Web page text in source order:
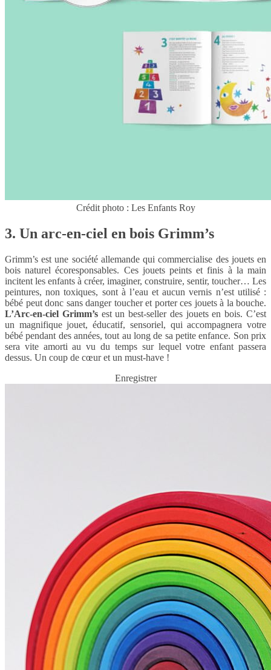
Crédit photo : Les Enfants Roy
3. Un arc-en-ciel en bois Grimm’s
Grimm’s est une société allemande qui commercialise des jouets en
bois naturel écoresponsables. Ces jouets peints et finis à la main
incitent les enfants à créer, imaginer, construire, sentir, toucher… Les
peintures, non toxiques, sont à l’eau et aucun vernis n’est utilisé :
bébé peut donc sans danger toucher et porter ces jouets à la bouche.
L’Arc-en-ciel Grimm’sest un best-seller des jouets en bois. C’est
un magnifique jouet, éducatif, sensoriel, qui accompagnera votre
bébé pendant des années, tout au long de sa petite enfance. Son prix
sera vite amorti au vu du temps sur lequel votre enfant passera
dessus. Un coup de cœur et un must-have !
Enregistrer